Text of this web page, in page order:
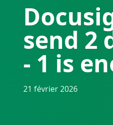
send 2
- 1 is
21 février 2026